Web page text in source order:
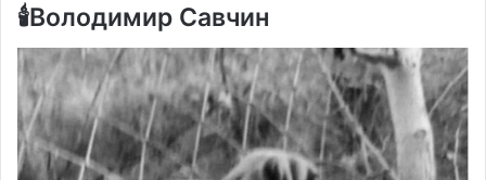
🕯️Володимир Савчин